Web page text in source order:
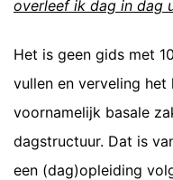
overleef ik dag in dag
Het is geen gids met
vullen en verveling
voornamelijk basale
dagstructuur. Dat is
een (dag)opleiding